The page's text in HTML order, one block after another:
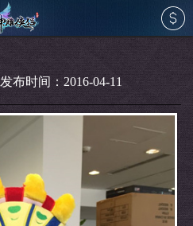
发布时间：2016-04-11